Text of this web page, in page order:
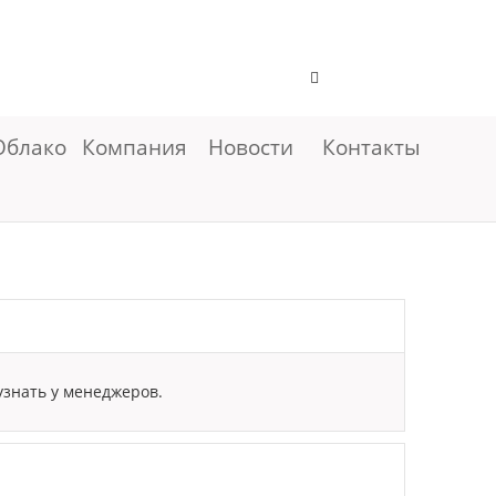
Компания Новости Контакты
у менеджеров.